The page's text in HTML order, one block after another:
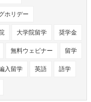
ホリデー
大学院留学 奨学金
無料ウェビナー 留学
入留学 英語 語学